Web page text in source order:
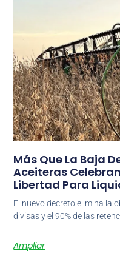
Más Que La Baja
Aceiteras Celebran
Libertad Para
El nuevo decreto elimina la
divisas y el 90% de las
Ampliar